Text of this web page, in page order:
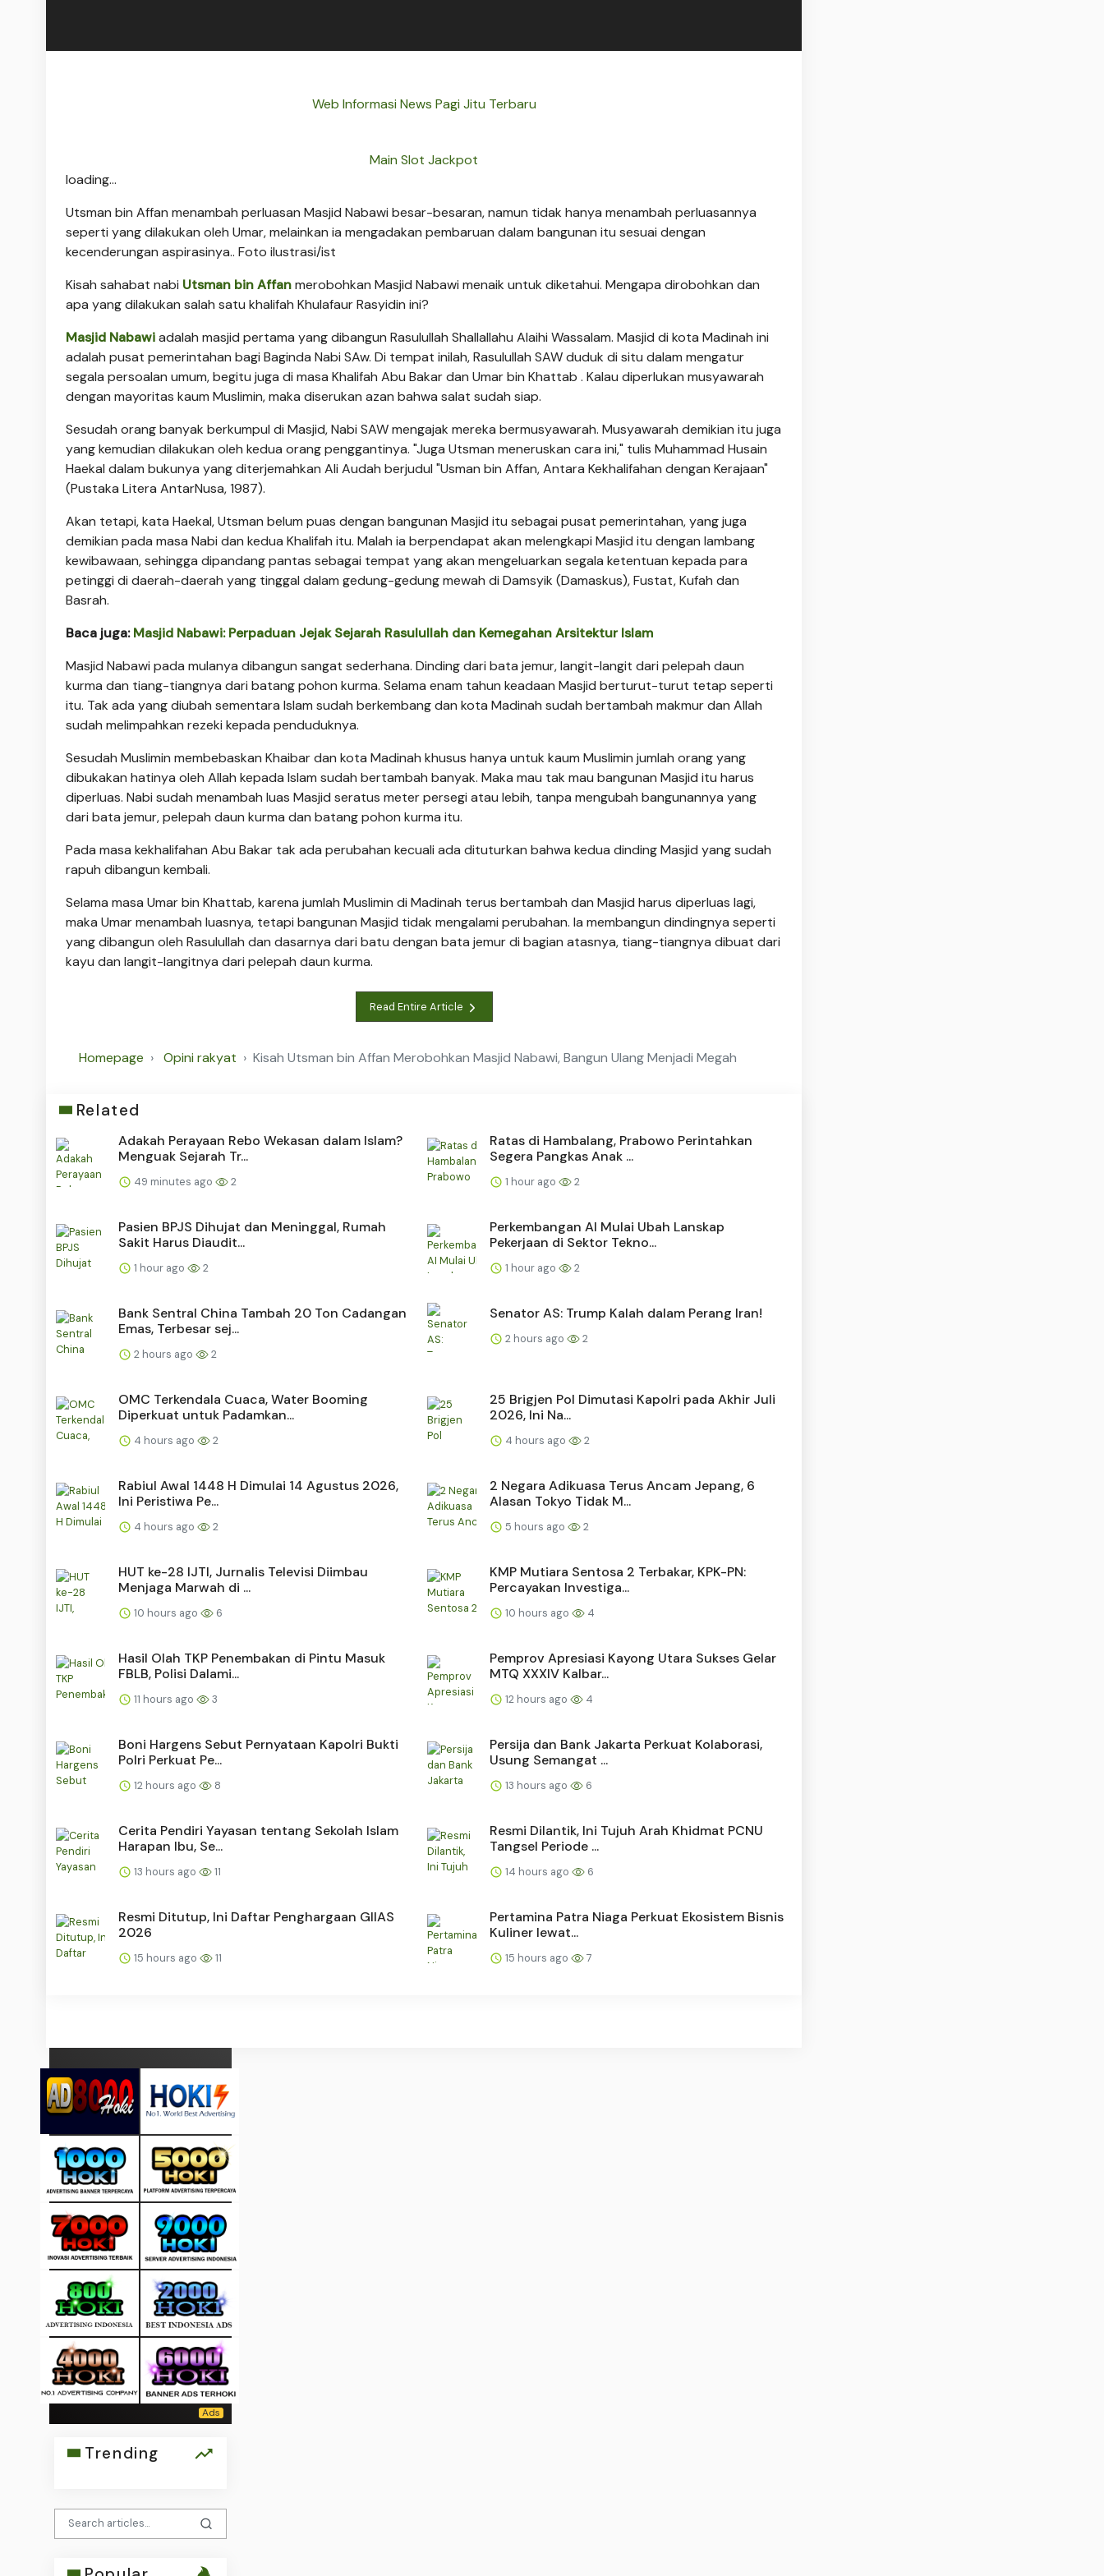
Web Informasi News Pagi Jitu Terbaru
Main Slot Jackpot
loading...
Utsman bin Affan menambah perluasan Masjid Nabawi besar-besaran, namun tidak hanya menambah perluasannya
seperti yang dilakukan oleh Umar, melainkan ia mengadakan pembaruan dalam bangunan itu sesuai dengan
kecenderungan aspirasinya.. Foto ilustrasi/ist
Kisah sahabat nabi Utsman bin Affanmerobohkan Masjid Nabawi menaik untuk diketahui. Mengapa dirobohkan dan
apa yang dilakukan salah satu khalifah Khulafaur Rasyidin ini?
Masjid Nabawiadalah masjid pertama yang dibangun Rasulullah Shallallahu Alaihi Wassalam. Masjid di kota Madinah ini
adalah pusat pemerintahan bagi Baginda Nabi SAw. Di tempat inilah, Rasulullah SAW duduk di situ dalam mengatur
segala persoalan umum, begitu juga di masa Khalifah Abu Bakar dan Umar bin Khattab . Kalau diperlukan musyawarah
dengan mayoritas kaum Muslimin, maka diserukan azan bahwa salat sudah siap.
Sesudah orang banyak berkumpul di Masjid, Nabi SAW mengajak mereka bermusyawarah. Musyawarah demikian itu juga
yang kemudian dilakukan oleh kedua orang penggantinya. "Juga Utsman meneruskan cara ini," tulis Muhammad Husain
Haekal dalam bukunya yang diterjemahkan Ali Audah berjudul "Usman bin Affan, Antara Kekhalifahan dengan Kerajaan"
(Pustaka Litera AntarNusa, 1987).
Akan tetapi, kata Haekal, Utsman belum puas dengan bangunan Masjid itu sebagai pusat pemerintahan, yang juga
demikian pada masa Nabi dan kedua Khalifah itu. Malah ia berpendapat akan melengkapi Masjid itu dengan lambang
kewibawaan, sehingga dipandang pantas sebagai tempat yang akan mengeluarkan segala ketentuan kepada para
petinggi di daerah-daerah yang tinggal dalam gedung-gedung mewah di Damsyik (Damaskus), Fustat, Kufah dan
Basrah.
Baca juga:Masjid Nabawi: Perpaduan Jejak Sejarah Rasulullah dan Kemegahan Arsitektur Islam
Masjid Nabawi pada mulanya dibangun sangat sederhana. Dinding dari bata jemur, langit-langit dari pelepah daun
kurma dan tiang-tiangnya dari batang pohon kurma. Selama enam tahun keadaan Masjid berturut-turut tetap seperti
itu. Tak ada yang diubah sementara Islam sudah berkembang dan kota Madinah sudah bertambah makmur dan Allah
sudah melimpahkan rezeki kepada penduduknya.
Sesudah Muslimin membebaskan Khaibar dan kota Madinah khusus hanya untuk kaum Muslimin jumlah orang yang
dibukakan hatinya oleh Allah kepada Islam sudah bertambah banyak. Maka mau tak mau bangunan Masjid itu harus
diperluas. Nabi sudah menambah luas Masjid seratus meter persegi atau lebih, tanpa mengubah bangunannya yang
dari bata jemur, pelepah daun kurma dan batang pohon kurma itu.
Pada masa kekhalifahan Abu Bakar tak ada perubahan kecuali ada dituturkan bahwa kedua dinding Masjid yang sudah
rapuh dibangun kembali.
Selama masa Umar bin Khattab, karena jumlah Muslimin di Madinah terus bertambah dan Masjid harus diperluas lagi,
maka Umar menambah luasnya, tetapi bangunan Masjid tidak mengalami perubahan. Ia membangun dindingnya seperti
yang dibangun oleh Rasulullah dan dasarnya dari batu dengan bata jemur di bagian atasnya, tiang-tiangnya dibuat dari
kayu dan langit-langitnya dari pelepah daun kurma.
Read Entire Article
Homepage Opini rakyat Kisah Utsman bin Affan Merobohkan Masjid Nabawi, Bangun Ulang Menjadi Megah
Related
Adakah Perayaan Rebo Wekasan dalam Islam?
Menguak Sejarah Tr...
49 minutes ago 2
Ratas di Hambalang, Prabowo Perintahkan
Segera Pangkas Anak ...
1 hour ago 2
Pasien BPJS Dihujat dan Meninggal, Rumah
Sakit Harus Diaudit...
1 hour ago 2
Perkembangan AI Mulai Ubah Lanskap
Pekerjaan di Sektor Tekno...
1 hour ago 2
Bank Sentral China Tambah 20 Ton Cadangan
Emas, Terbesar sej...
2 hours ago 2
Senator AS: Trump Kalah dalam Perang Iran!
2 hours ago 2
OMC Terkendala Cuaca, Water Booming
Diperkuat untuk Padamkan...
4 hours ago 2
25 Brigjen Pol Dimutasi Kapolri pada Akhir Juli
2026, Ini Na...
4 hours ago 2
Rabiul Awal 1448 H Dimulai 14 Agustus 2026,
Ini Peristiwa Pe...
4 hours ago 2
2 Negara Adikuasa Terus Ancam Jepang, 6
Alasan Tokyo Tidak M...
5 hours ago 2
HUT ke-28 IJTI, Jurnalis Televisi Diimbau
Menjaga Marwah di ...
10 hours ago 6
KMP Mutiara Sentosa 2 Terbakar, KPK-PN:
Percayakan Investiga...
10 hours ago 4
Hasil Olah TKP Penembakan di Pintu Masuk
FBLB, Polisi Dalami...
11 hours ago 3
Pemprov Apresiasi Kayong Utara Sukses Gelar
MTQ XXXIV Kalbar...
12 hours ago 4
Boni Hargens Sebut Pernyataan Kapolri Bukti
Polri Perkuat Pe...
12 hours ago 8
Persija dan Bank Jakarta Perkuat Kolaborasi,
Usung Semangat ...
13 hours ago 6
Cerita Pendiri Yayasan tentang Sekolah Islam
Harapan Ibu, Se...
13 hours ago 11
Resmi Dilantik, Ini Tujuh Arah Khidmat PCNU
Tangsel Periode ...
14 hours ago 6
Resmi Ditutup, Ini Daftar Penghargaan GIIAS
2026
15 hours ago 11
Pertamina Patra Niaga Perkuat Ekosistem Bisnis
Kuliner lewat...
15 hours ago 7
Trending